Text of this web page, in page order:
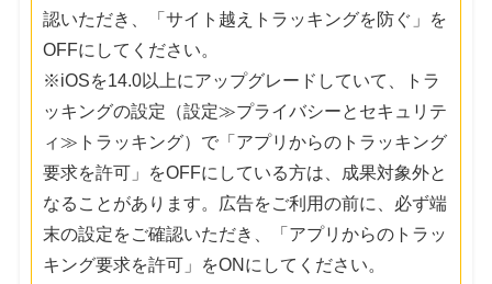
認いただき、「サイト越えトラッキングを防ぐ」を
OFFにしてください。
※iOSを14.0以上にアップグレードしていて、トラ
ッキングの設定（設定≫プライバシーとセキュリテ
ィ≫トラッキング）で「アプリからのトラッキング
要求を許可」をOFFにしている方は、成果対象外と
なることがあります。広告をご利用の前に、必ず端
末の設定をご確認いただき、「アプリからのトラッ
キング要求を許可」をONにしてください。